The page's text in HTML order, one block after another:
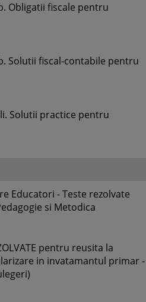
Obligatii fiscale pentru
Solutii fiscal-contabile pentru
Solutii practice pentru
Educatori - Teste rezolvate
si Metodica
pentru reusita la
in invatamantul primar -